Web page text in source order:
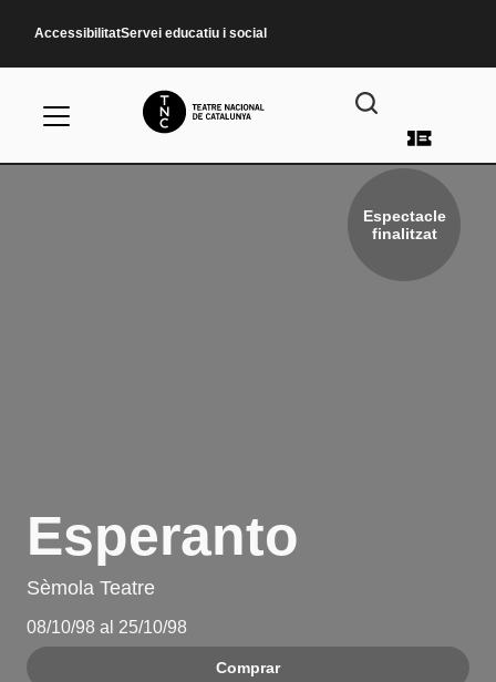
AccessibilitatServei educatiu i social
Menú
Espectacle
finalitzat
Esperanto
Sèmola Teatre
08/10/98 al 25/10/98
Comprar